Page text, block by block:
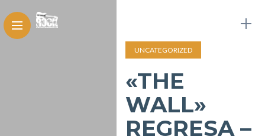
UNCATEGORIZED
«THE
WALL»
REGRESA –